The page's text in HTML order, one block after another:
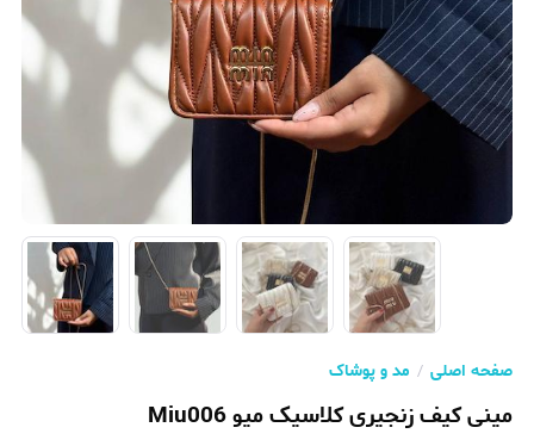
صفحه اصلی مد و پوشاک
مینی کیف زنجیری کلاسیک میو Miu006